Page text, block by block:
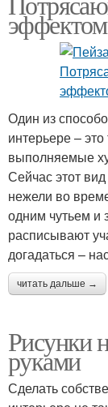
Один из
интерьере –
выполняемые
Сейчас этот
нежели во
одним чутьем и
расписывают
догадаться –
читать дальше →
Рисунки
руками
Сделать